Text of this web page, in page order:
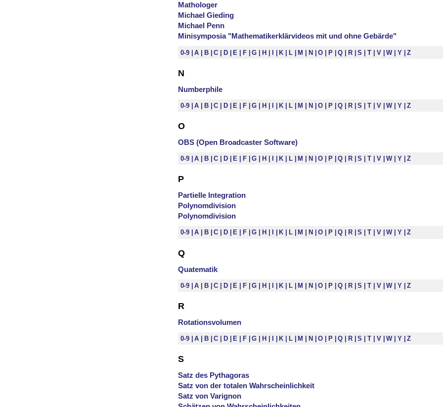
Mathologer
Michael Gieding
Michael Penn
Minisymposia "Mathematikerklärvideos mit und ohne Gebärde"
0-9 A B C D E F G H I K L M N O P Q R S T V W Y Z
N
Numberphile
0-9 A B C D E F G H K L M N O P Q R S T V W Y Z
O
OBS (Open Broadcaster Software)
0-9 A B C D E F G H K L M N O P Q R S T V W Y Z
P
Partielle Integration
Polynomdivision
Polynomdivision
0-9 A B C D E F G H K L M N O P Q R S T V W Y Z
Q
Quatematik
0-9 A B C D E F G H I K L M N O P Q R S T V W Y Z
R
Rotationsvolumen
0-9 A B C D E F G H K L M N O P Q R S T V W Y Z
S
Satz des Pythagoras
Satz von der totalen Wahrscheinlichkeit
Satz von Varignon